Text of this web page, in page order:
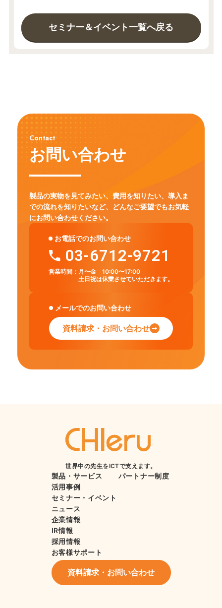
セミナー＆イベント一覧へ戻る
Contact
お問い合わせ
製品の実物を見てみたい、費用を知りたい、導入ま
での流れを知りたいなど、
どんなご要望でもお気軽
にお問い合わせください。
お電話でのお問い合わせ
03-6712-9721
営業時間： 月〜金 10:00〜17:00
土日祝は休業させていただきます。
メールでのお問い合わせ
資料請求・お問い合わせ
世界中の先生をICTで支えます。
製品・サービス
活用事例
セミナー・イベント
ニュース
企業情報
IR情報
採用情報
お客様サポート
パートナー制度
資料請求・お問い合わせ